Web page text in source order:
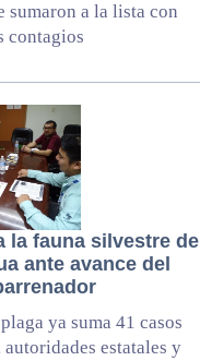
sumaron a la lista con
contagios
la fauna silvestre de
ante avance del
ya suma 41 casos
autoridades estatales y